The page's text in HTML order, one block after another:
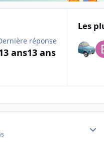
réponse
ans13 ans
Les
topic overview